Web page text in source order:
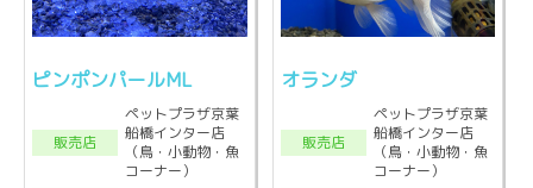
ピンポンパールML
販売店
ペットプラザ京葉
船橋インター店
（鳥・小動物・魚
コーナー）
オランダ
販売店
ペットプラザ京葉
船橋インター店
（鳥・小動物・魚
コーナー）